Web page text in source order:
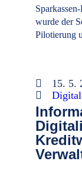
wurde der
Pilotierung
15. 5.